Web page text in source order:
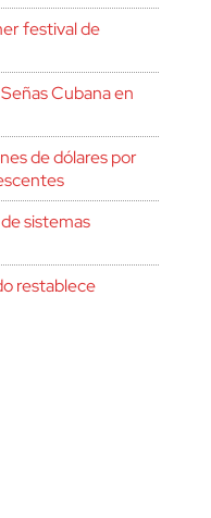
festival de
Cubana en
de dólares por
sistemas
restablece